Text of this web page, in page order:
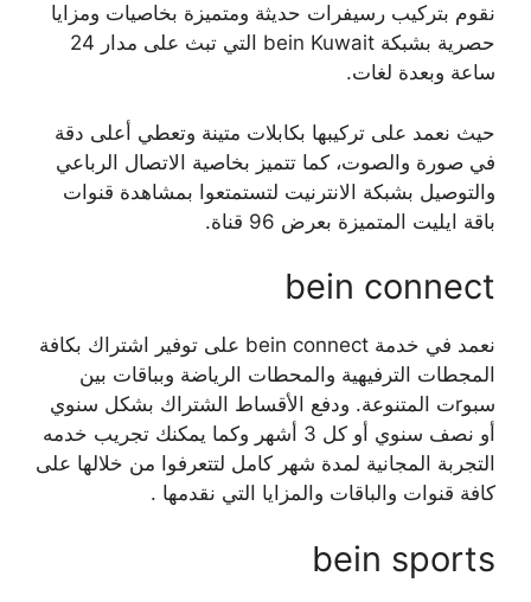
نقوم بتركيب رسيفرات حديثة ومتميزة بخاصيات ومزايا
حصرية بشبكة bein Kuwait التي تبث على مدار 24
ساعة وبعدة لغات.
حيث نعمد على تركيبها بكابلات متينة وتعطي أعلى دقة
في صورة والصوت، كما تتميز بخاصية الاتصال الرباعي
والتوصيل بشبكة الانترنيت لتستمتعوا بمشاهدة قنوات
باقة ايليت المتميزة بعرض 96 قناة.
bein connect
نعمد في خدمة bein connect على توفير اشتراك بكافة
المجطات الترفيهية والمحطات الرياضة وبباقات بين
سبوrت المتنوعة. ودفع الأقساط الشتراك بشكل سنوي
أو نصف سنوي أو كل 3 أشهر وكما يمكنك تجريب خدمه
التجربة المجانية لمدة شهر كامل لتتعرفوا من خلالها على
كافة قنوات والباقات والمزايا التي نقدمها .
bein sports